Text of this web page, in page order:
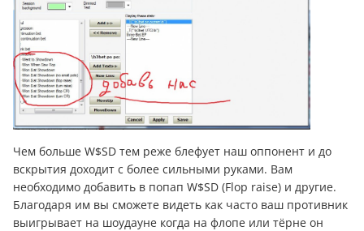
Чем больше W$SD тем реже блефует наш оппонент и до
вскрытия доходит с более сильными руками. Вам
необходимо добавить в попап W$SD (Flop raise) и другие.
Благодаря им вы сможете видеть как часто ваш противник
выигрывает на шоудауне когда на флопе или тёрне он